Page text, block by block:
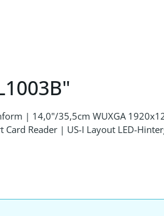
| 14,0"/35,5cm WUXGA
Reader | US-I Layout LED-